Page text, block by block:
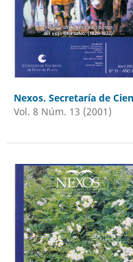
Nexos. Secretaría de
Vol. 8 Núm. 13 (2001)